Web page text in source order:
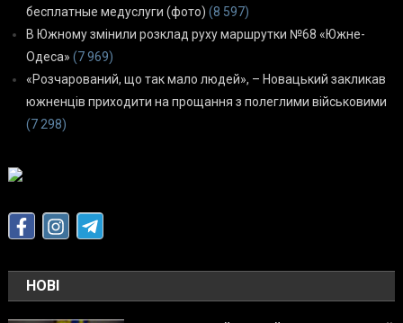
бесплатные медуслуги (фото) (8 597)
В Южному змінили розклад руху маршрутки №68 «Южне-
Одеса» (7 969)
«Розчарований, що так мало людей», – Новацький закликав
южненців приходити на прощання з полеглими військовими
(7 298)
НОВІ